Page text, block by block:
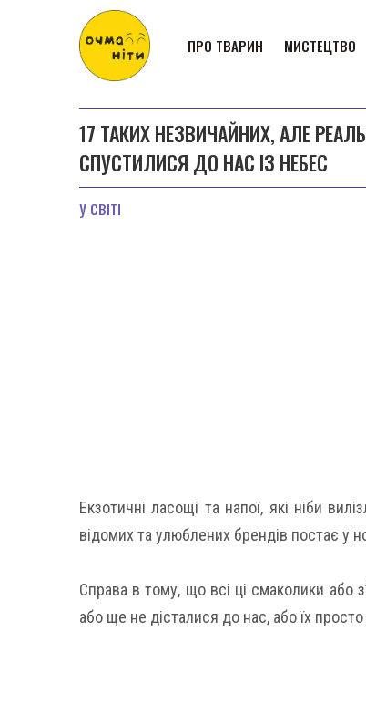
ПРО ТВАРИН МИСТЕЦТВО
17 ТАКИХ НЕЗВИЧАЙНИХ, АЛЕ
СПУСТИЛИСЯ ДО НАС ІЗ НЕБЕС
У СВІТІ
Екзотичні ласощі та напої, які ніби
відомих та улюблених брендів постає у
Справа в тому, що всі ці смаколики
або ще не дісталися до нас, або їх